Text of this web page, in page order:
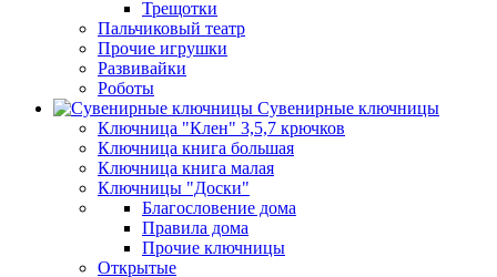
Трещотки
Пальчиковый театр
Прочие игрушки
Развивайки
Роботы
Сувенирные ключницы
Ключница "Клен" 3,5,7 крючков
Ключница книга большая
Ключница книга малая
Ключницы "Доски"
Благословение дома
Правила дома
Прочие ключницы
Открытые